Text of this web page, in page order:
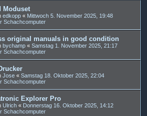
Moduset
edkopp « Mittwoch 5. November 2025, 19:48
Schachcomputer
original manuals in good condition
bychamp « Samstag 1. November 2025, 21:17
Schachcomputer
Jose « Samstag 18. Oktober 2025, 22:04
Schachcomputer
Explorer Pro
Ulrich « Donnerstag 16. Oktober 2025, 14:12
Schachcomputer